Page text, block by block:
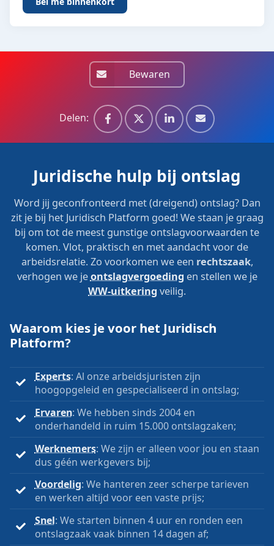
Bewaren
Delen:
Juridische hulp bij ontslag
Word jij geconfronteerd met (dreigend) ontslag? Dan
zit je bij het Juridisch Platform goed! We staan je graag
bij om tot de meest gunstige ontslagvoorwaarden te
komen. Vlot, praktisch en met aandacht voor de
arbeidsrelatie. Zo voorkomen we een rechtszaak,
verhogen we jeontslagvergoeding en stellen we je
WW-uitkering veilig.
Waarom kies je voor het Juridisch
Platform?
Experts: Al onze arbeidsjuristen zijn
hoogopgeleid en gespecialiseerd in ontslag;
Ervaren: We hebben sinds 2004 en
onderhandeld in ruim 15.000 ontslagzaken;
Werknemers: We zijn er alleen voor jou en staan
dus géén werkgevers bij;
Voordelig: We hanteren zeer scherpe tarieven
en werken altijd voor een vaste prijs;
Snel: We starten binnen 4 uur en ronden een
ontslagzaak vaak binnen 14 dagen af;